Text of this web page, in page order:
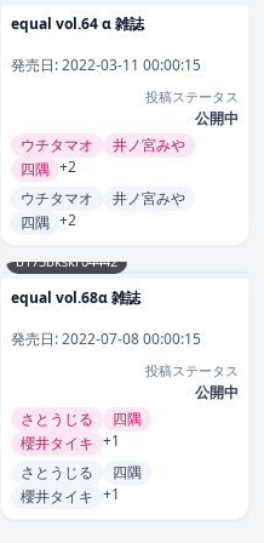
equal vol.64 α 雑誌
発売日:2022-03-11 00:00:15
投稿ステータス
公開中
ウチタマオ
井ノ宮みや
四隅 +2
ウチタマオ
井ノ宮みや
四隅 +2
b173bkskr04442
equal vol.68α 雑誌
発売日:2022-07-08 00:00:15
投稿ステータス
公開中
さとうじる
四隅
櫻井タイキ +1
さとうじる
四隅
櫻井タイキ +1